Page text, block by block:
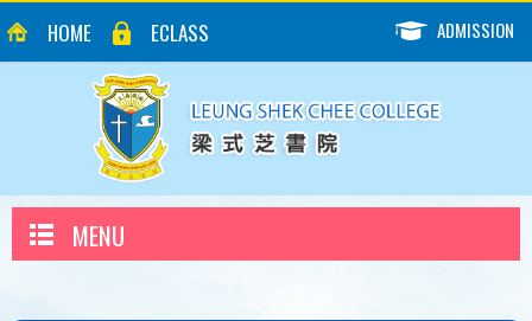
HOME ECLASS ADMISSION
MENU